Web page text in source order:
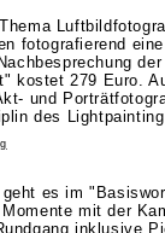
fotografierend
kostet 279 Euro.
und
des
es im
mit der
inklusive